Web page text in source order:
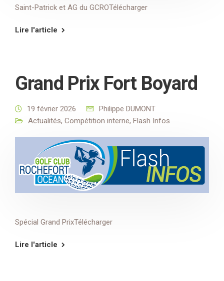
Saint-Patrick et AG du GCROTélécharger
Lire l'article
Grand Prix Fort Boyard
19 février 2026
Philippe DUMONT
Actualités, Compétition interne, Flash Infos
Spécial Grand PrixTélécharger
Lire l'article